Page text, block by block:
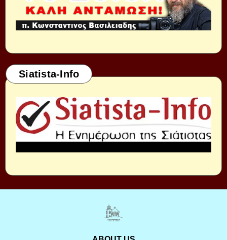
Siatista-Info